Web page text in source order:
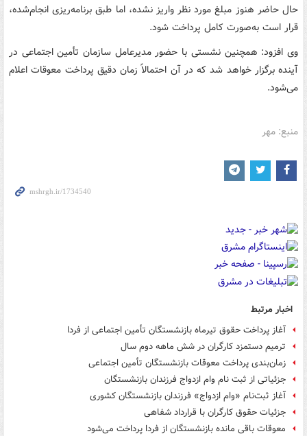
حال حاضر هنوز مبلغ مورد نظر واریز نشده، اما طبق برنامه‌ریزی انجام‌شده،
قرار است به‌صورت کامل پرداخت شود.
وی افزود: همچنین نشستی با حضور مدیرعامل سازمان تأمین اجتماعی در
آینده برگزار خواهد شد که در آن احتمالاً زمان دقیق پرداخت معوقات اعلام
می‌شود.
منبع: مهر
اخبار مرتبط
آغاز پرداخت حقوق تیرماه بازنشستگان تأمین اجتماعی از فردا
ترمیم دستمزد کارگران در شش ماهه دوم سال
زمان‌بندی پرداخت معوقات بازنشستگان تأمین اجتماعی
جزئیاتی از ثبت نام وام ازدواج فرزندان بازنشستگان
آغاز ثبت‌نام «وام ازدواج» فرزندان بازنشستگان کشوری
جزئیات حقوق کارگران با قرارداد شفاهی
معوقات باقی مانده بازنشستگان از فردا پرداخت می‌شود